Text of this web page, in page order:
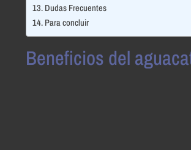
Dudas Frecuentes
Para concluir
Beneficios del